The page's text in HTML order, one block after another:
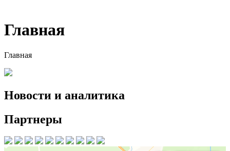
Главная
Главная
Новости и аналитика
Партнеры